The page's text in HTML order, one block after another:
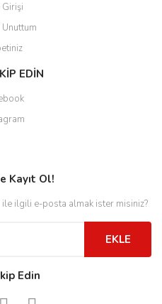
Girişi
EDİN
Kayıt Ol!
ile ilgili e-posta almak ister misiniz?
EKLE
Edin